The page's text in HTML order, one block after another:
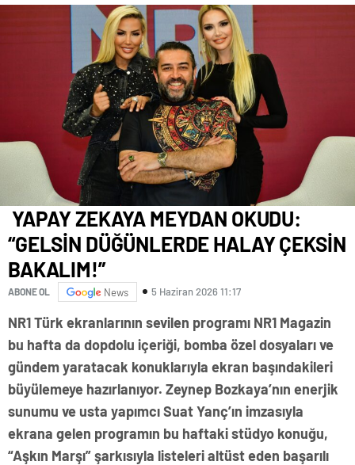
YAPAY ZEKAYA MEYDAN OKUDU:
“GELSİN DÜĞÜNLERDE HALAY ÇEKSİN
BAKALIM!”
ABONE OL News 5 Haziran 2026 11:17
NR1 Türk ekranlarının sevilen programı NR1 Magazin
bu hafta da dopdolu içeriği, bomba özel dosyaları ve
gündem yaratacak konuklarıyla ekran başındakileri
büyülemeye hazırlanıyor. Zeynep Bozkaya’nın enerjik
sunumu ve usta yapımcı Suat Yanç’ın imzasıyla
ekrana gelen programın bu haftaki stüdyo konuğu,
“Aşkın Marşı” şarkısıyla listeleri altüst eden başarılı